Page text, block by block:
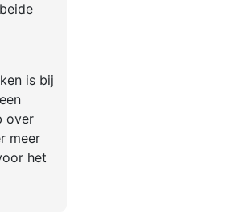
is bij
over
meer
het